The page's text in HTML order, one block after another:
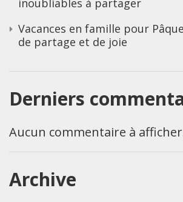
inoubliables à partager
Vacances en famille pour
de partage et de joie
Derniers
Aucun commentaire à
Archive